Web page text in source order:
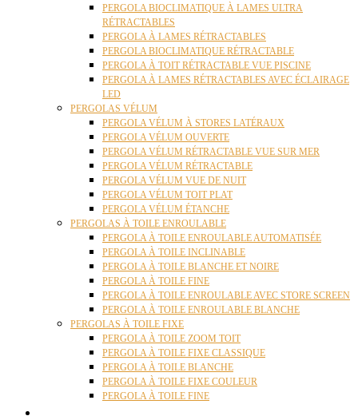
PERGOLA BIOCLIMATIQUE À LAMES ULTRA
RÉTRACTABLES
PERGOLA À LAMES RÉTRACTABLES
PERGOLA BIOCLIMATIQUE RÉTRACTABLE
PERGOLA À TOIT RÉTRACTABLE VUE PISCINE
PERGOLA À LAMES RÉTRACTABLES AVEC ÉCLAIRAGE
LED
PERGOLAS VÉLUM
PERGOLA VÉLUM À STORES LATÉRAUX
PERGOLA VÉLUM OUVERTE
PERGOLA VÉLUM RÉTRACTABLE VUE SUR MER
PERGOLA VÉLUM RÉTRACTABLE
PERGOLA VÉLUM VUE DE NUIT
PERGOLA VÉLUM TOIT PLAT
PERGOLA VÉLUM ÉTANCHE
PERGOLAS À TOILE ENROULABLE
PERGOLA À TOILE ENROULABLE AUTOMATISÉE
PERGOLA À TOILE INCLINABLE
PERGOLA À TOILE BLANCHE ET NOIRE
PERGOLA À TOILE FINE
PERGOLA À TOILE ENROULABLE AVEC STORE SCREEN
PERGOLA À TOILE ENROULABLE BLANCHE
PERGOLAS À TOILE FIXE
PERGOLA À TOILE ZOOM TOIT
PERGOLA À TOILE FIXE CLASSIQUE
PERGOLA À TOILE BLANCHE
PERGOLA À TOILE FIXE COULEUR
PERGOLA À TOILE FINE